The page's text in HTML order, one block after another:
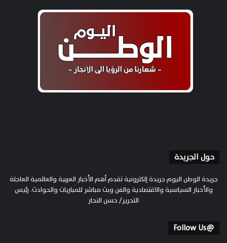
حول الجريدة
جريدة الوطن اليوم جريدة إلكترونية تقدم أهم الأخبار العربية والعالمية العاجلة
والأخبار السياسية والاقتصادية والفن وبث مباشر للمباريات والحوادث. رئيس
التحرير/ حسن النجار
@Follow Us